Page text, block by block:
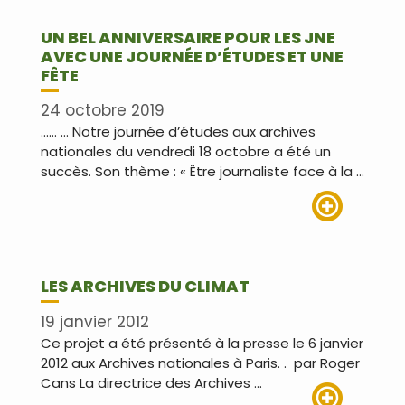
UN BEL ANNIVERSAIRE POUR LES JNE
AVEC UNE JOURNÉE D’ÉTUDES ET UNE
FÊTE
24 octobre 2019
…… … Notre journée d’études aux archives
nationales du vendredi 18 octobre a été un
succès. Son thème : « Être journaliste face à la …
LES ARCHIVES DU CLIMAT
19 janvier 2012
Ce projet a été présenté à la presse le 6 janvier
2012 aux Archives nationales à Paris. . par Roger
Cans La directrice des Archives …